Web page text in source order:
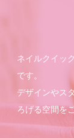
ネイルクイッ
です。
デザインやス
ろげる空間を